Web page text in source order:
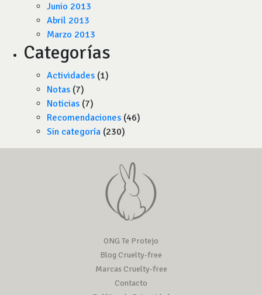
Junio 2013
Abril 2013
Marzo 2013
Categorías
Actividades (1)
Notas (7)
Noticias (7)
Recomendaciones (46)
Sin categoría (230)
ONG Te Protejo
Blog Cruelty-free
Marcas Cruelty-free
Contacto